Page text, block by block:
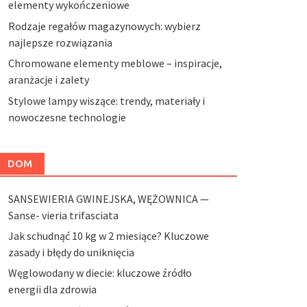
elementy wykończeniowe
Rodzaje regałów magazynowych: wybierz
najlepsze rozwiązania
Chromowane elementy meblowe – inspiracje,
aranżacje i zalety
Stylowe lampy wiszące: trendy, materiały i
nowoczesne technologie
DOM
SANSEWIERIA GWINEJSKA, WĘŻOWNICA —
Sanse- vieria trifasciata
Jak schudnąć 10 kg w 2 miesiące? Kluczowe
zasady i błędy do uniknięcia
Węglowodany w diecie: kluczowe źródło
energii dla zdrowia